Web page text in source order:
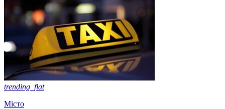
trending_flat
Місто